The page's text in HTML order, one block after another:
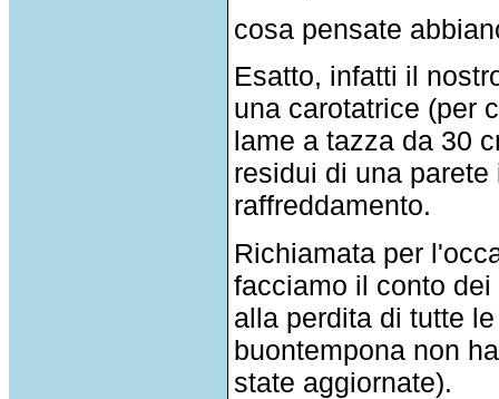
cosa pensate
Esatto, infatti il
una carotatrice (per
lame a tazza da 30
residui di una
raffreddamento.
Richiamata per
facciamo il conto
alla perdita di tutte
buontempona non
state aggiornate).